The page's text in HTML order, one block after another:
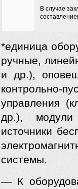
В случае
*единица
ручные,
и др.),
контрольно-
управления
др.), модули
источники
системы.
— К